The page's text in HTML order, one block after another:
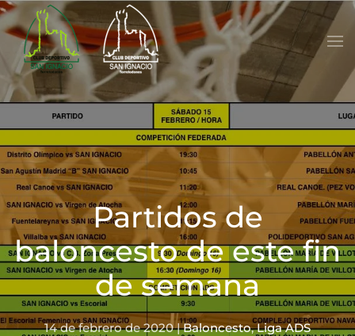
Skip to main content
Partidos de
baloncesto de este fin
de semana
14 de febrero de 2020|Baloncesto,Liga ADS